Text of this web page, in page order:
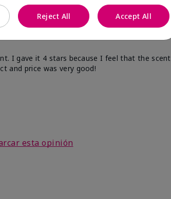
I gave it 4 stars because I feel that the scent
and price was very good!
esta opinión
Reject All Accept All